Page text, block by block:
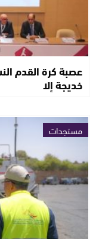
عصبة كرة القدم
خديجة إلا
مستجدات